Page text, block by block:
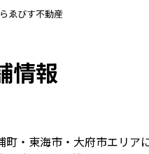
ゑびす不動産
情報
・東海市・大府市エリア